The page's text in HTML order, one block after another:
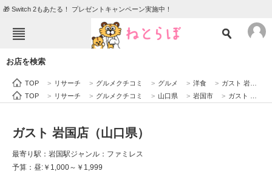
🎁 Switch 2もあたる！ プレゼントキャンペーン実施中！
エンタメ クイズ
住まい 教育・育児
動物
お店を検索
TOP > リサーチ > グルメクチコミ > グルメ > 洋食 > ガスト 岩国店（山口県）
TOP
> リサーチ > グルメクチコミ > 山口県 > 岩国市 > ガスト 岩国店（山口県）
ガスト 岩国店（山口県）
最寄り駅：岩国駅ジャンル：ファミレス
予算：昼:￥1,000～￥1,999